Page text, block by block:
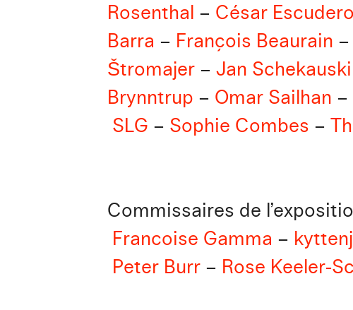
Rosenthal – César
Barra – François Beaurain –
Štromajer – Jan Schekauski
Brynntrup – Omar Sailhan –
SLG – Sophie Combes –
Commissaires de
Francoise Gamma –
Peter Burr – Rose Keeler-